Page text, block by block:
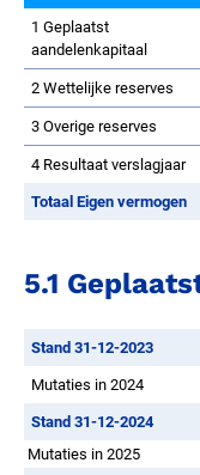
1 Geplaatst
aandelenkapitaal
2 Wettelijke reserves
3 Overige reserves
4 Resultaat verslagjaar
Totaal Eigen vermogen
5.1
Stand 31-12-2023
Mutaties in 2024
Stand 31-12-2024
Mutaties in 2025